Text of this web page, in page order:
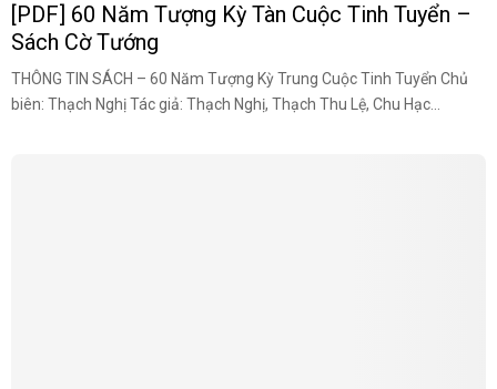
[PDF] 60 Năm Tượng Kỳ Tàn Cuộc Tinh Tuyển –
Sách Cờ Tướng
THÔNG TIN SÁCH – 60 Năm Tượng Kỳ Trung Cuộc Tinh Tuyển Chủ
biên: Thạch Nghị Tác giả: Thạch Nghị, Thạch Thu Lệ, Chu Hạc...